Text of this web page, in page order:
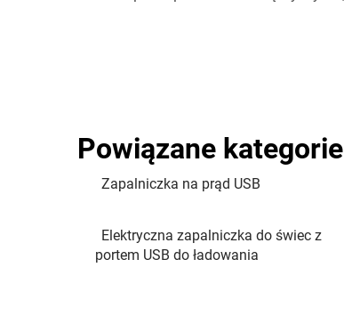
Powiązane
Zapalniczka na prąd USB
Elektryczna zapalniczka do świec z
portem USB do ładowania